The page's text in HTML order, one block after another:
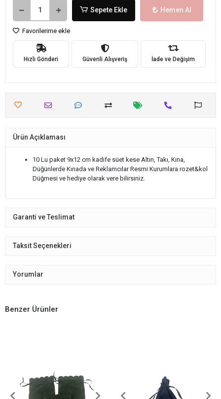
Sepete Ekle Hemen Al
Favorilerime ekle
Hızlı Gönderi Güvenli Alışveriş İade ve Değişim
Ürün Açıklaması
10 Lu paket 9x12 cm kadife süet kese Altın, Takı, Kına,
Düğünlerde Kınada ve Reklamcılar Resmi Kurumlara rozet&kol
Düğmesi ve hediye olarak vere bilirsiniz.
Garanti ve Teslimat
Taksit Seçenekleri
Yorumlar
Benzer Ürünler